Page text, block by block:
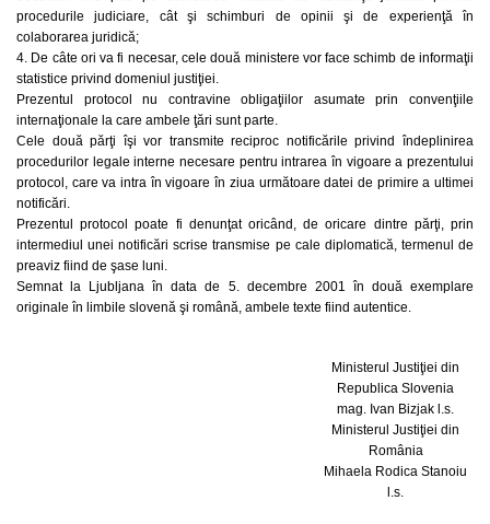
procedurile judiciare, cât şi schimburi de opinii şi de experienţă în
colaborarea juridică;
4. De câte ori va fi necesar, cele două ministere vor face schimb de informaţii
statistice privind domeniul justiţiei.
Prezentul protocol nu contravine obligaţiilor asumate prin convenţiile
internaţionale la care ambele ţări sunt parte.
Cele două părţi îşi vor transmite reciproc notificările privind îndeplinirea
procedurilor legale interne necesare pentru intrarea în vigoare a prezentului
protocol, care va intra în vigoare în ziua următoare datei de primire a ultimei
notificări.
Prezentul protocol poate fi denunţat oricând, de oricare dintre părţi, prin
intermediul unei notificări scrise transmise pe cale diplomatică, termenul de
preaviz fiind de şase luni.
Semnat la Ljubljana în data de 5. decembre 2001 în două exemplare
originale în limbile slovenă şi română, ambele texte fiind autentice.
Ministerul Justiţiei din
Republica Slovenia
mag. Ivan Bizjak l.s.
Ministerul Justiţiei din
România
Mihaela Rodica Stanoiu
l.s.